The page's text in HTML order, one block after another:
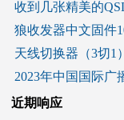
收到几张精美的
狼收发器中文固件
天线切换器（3切1）
2023年中国国际广
近期响应